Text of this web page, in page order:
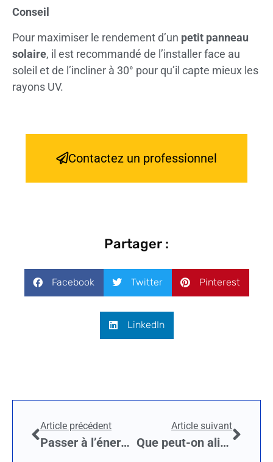
Conseil
Pour maximiser le rendement d’un petit panneau
solaire, il est recommandé de l’installer face au
soleil et de l’incliner à 30° pour qu’il capte mieux les
rayons UV.
Contactez un professionnel
Partager :
Facebook Twitter Pinterest
LinkedIn
Article précédent
Passer à l’énergie verte : quelle différence de prix ?
Article suivant
Que peut-on alimenter avec un panneau solaire de 50 w ?